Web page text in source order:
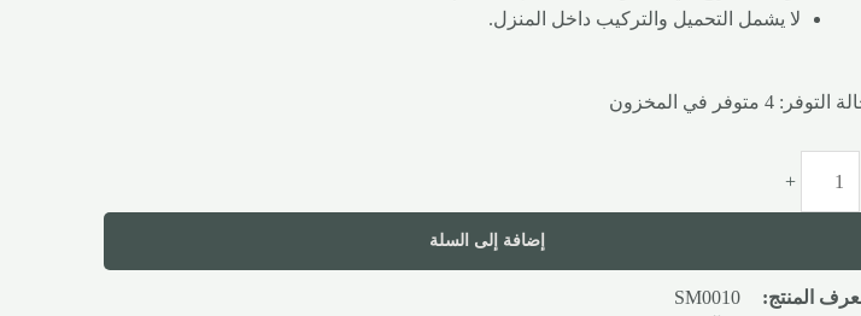
لا يشمل التحميل والتركيب داخل المنزل.
التوفر: 4 متوفر في المخزون
+
إضافة إلى السلة
المنتج:
SM0010